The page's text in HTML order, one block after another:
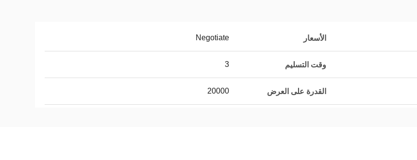
الأسعار Negotiate
وقت التسليم 3
القدرة على العرض 20000